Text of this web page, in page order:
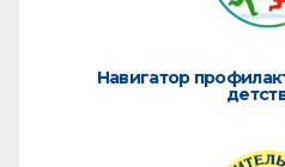
Навигатор